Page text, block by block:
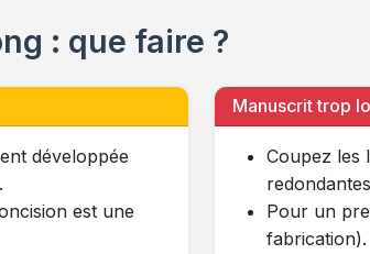
: que faire ?
développée
est une
Manuscrit trop
Coupez les
Pour un
fabrication).